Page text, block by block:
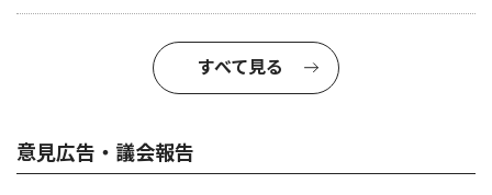
すべて見る
意見広告・議会報告